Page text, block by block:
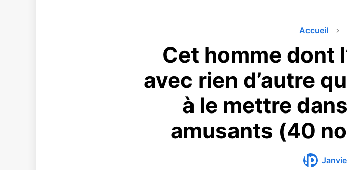
Accueil
Cet homme dont
avec rien d’autre
à le mettre
amusants (40